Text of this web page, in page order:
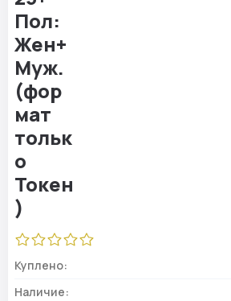
Куплено:
Наличие: